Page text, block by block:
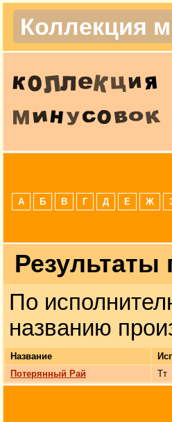
Коллекция
А Б В Г Д Е Ж
По
названию
Название
Потерянный Рай
Тт